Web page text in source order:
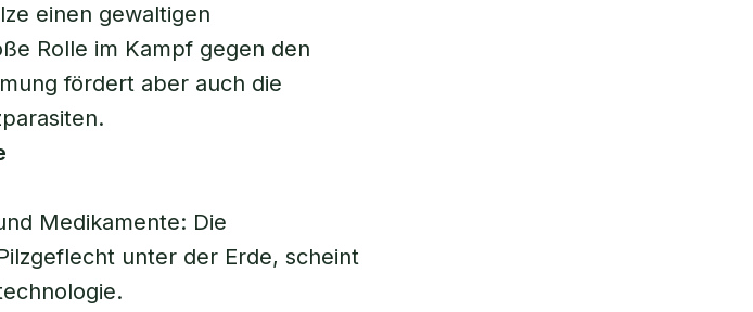
einen gewaltigen
Rolle im Kampf gegen den
fördert aber auch die
Medikamente: Die
unter der Erde, scheint